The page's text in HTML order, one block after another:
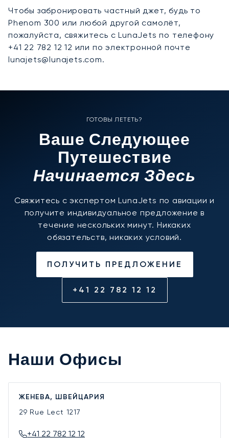
Чтобы забронировать частный джет, будь то
Phenom 300 или любой другой самолёт,
пожалуйста, свяжитесь с LunaJets по телефону
+41 22 782 12 12 или по электронной почте
lunajets@lunajets.com.
ГОТОВЫ ЛЕТЕТЬ?
Ваше Следующее
Путешествие
Начинается Здесь
Свяжитесь с экспертом LunaJets по авиации и
получите индивидуальное предложение в
течение нескольких минут. Никаких
обязательств, никаких условий.
ПОЛУЧИТЬ ПРЕДЛОЖЕНИЕ
+41 22 782 12 12
Наши Офисы
ЖЕНЕВА, ШВЕЙЦАРИЯ
29 Rue Lect 1217
+41 22 782 12 12